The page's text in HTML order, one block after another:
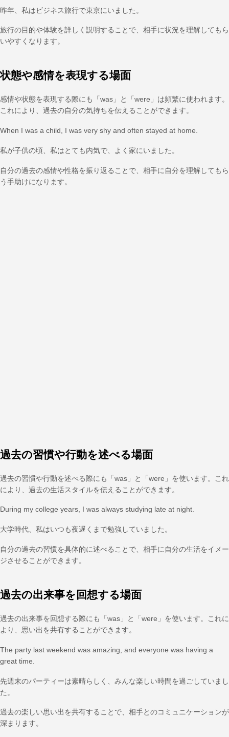
昨年、私はビジネス旅行で東京にいました。
旅行の目的や体験を詳しく説明することで、相手に状況を理解してもら
いやすくなります。
状態や感情を表現する場面
感情や状態を表現する際にも「was」と「were」は頻繁に使われます。
これにより、過去の自分の気持ちを伝えることができます。
When I was a child, I was very shy and often stayed at home.
私が子供の頃、私はとても内気で、よく家にいました。
自分の過去の感情や性格を振り返ることで、相手に自分を理解してもら
う手助けになります。
過去の習慣や行動を述べる場面
過去の習慣や行動を述べる際にも「was」と「were」を使います。これ
により、過去の生活スタイルを伝えることができます。
During my college years, I was always studying late at night.
大学時代、私はいつも夜遅くまで勉強していました。
自分の過去の習慣を具体的に述べることで、相手に自分の生活をイメー
ジさせることができます。
過去の出来事を回想する場面
過去の出来事を回想する際にも「was」と「were」を使います。これに
より、思い出を共有することができます。
The party last weekend was amazing, and everyone was having a
great time.
先週末のパーティーは素晴らしく、みんな楽しい時間を過ごしていまし
た。
過去の楽しい思い出を共有することで、相手とのコミュニケーションが
深まります。